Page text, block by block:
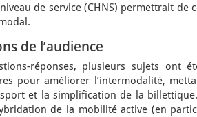
de service (CHNS) permettrait de
de l’audience
réponses, plusieurs sujets ont
pour améliorer l’intermodalité,
et la simplification de la
de la mobilité active (en